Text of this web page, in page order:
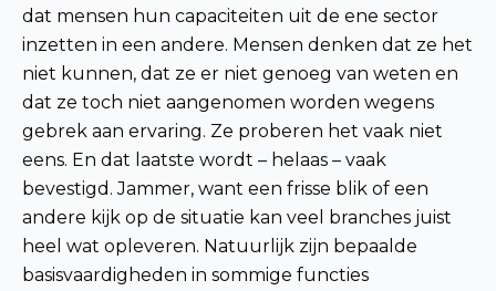
dat mensen hun capaciteiten uit de ene sector
inzetten in een andere. Mensen denken dat ze het
niet kunnen, dat ze er niet genoeg van weten en
dat ze toch niet aangenomen worden wegens
gebrek aan ervaring. Ze proberen het vaak niet
eens. En dat laatste wordt – helaas – vaak
bevestigd. Jammer, want een frisse blik of een
andere kijk op de situatie kan veel branches juist
heel wat opleveren. Natuurlijk zijn bepaalde
basisvaardigheden in sommige functies